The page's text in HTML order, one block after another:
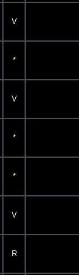
V
*
V
*
*
V
R